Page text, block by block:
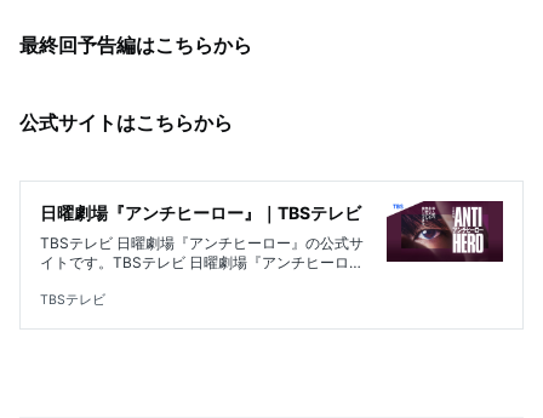
最終回予告編はこちらから
公式サイトはこちらから
日曜劇場『アンチヒーロー』｜TBSテレビ
TBSテレビ 日曜劇場『アンチヒーロー』の公式サ
イトです。TBSテレビ 日曜劇場『アンチヒーロ
出演は、長谷川博己、北村匠海、堀田真由、大島
TBSテレビ